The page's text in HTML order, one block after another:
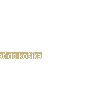
do košíka